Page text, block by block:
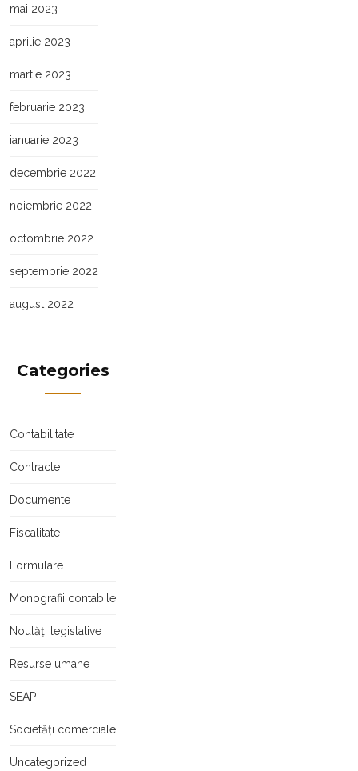
mai 2023
aprilie 2023
martie 2023
februarie 2023
ianuarie 2023
decembrie 2022
noiembrie 2022
octombrie 2022
septembrie 2022
august 2022
Categories
Contabilitate
Contracte
Documente
Fiscalitate
Formulare
Monografii contabile
Noutăți legislative
Resurse umane
SEAP
Societăți comerciale
Uncategorized